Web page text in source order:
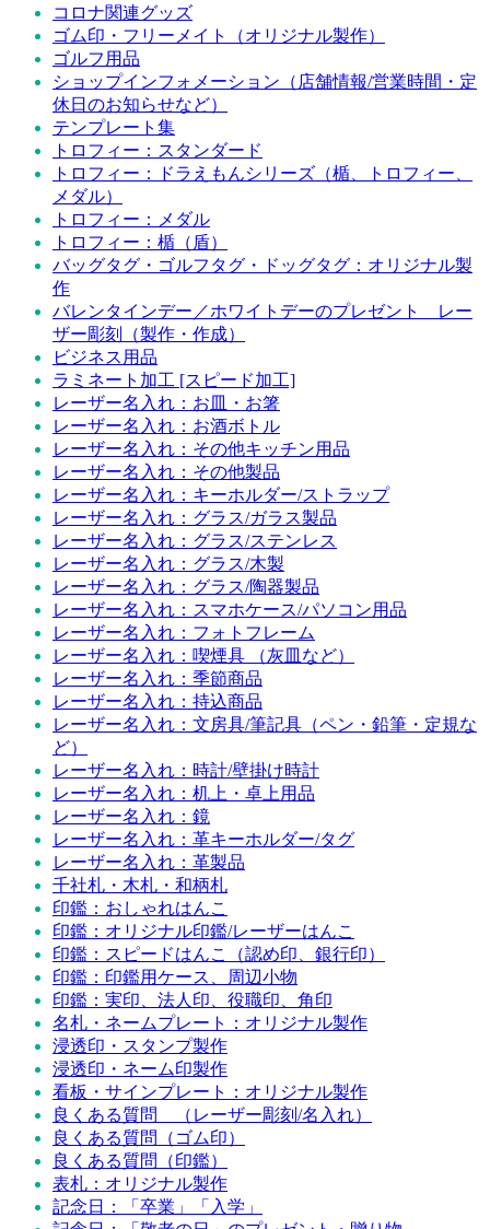
コロナ関連グッズ
ゴム印・フリーメイト（オリジナル製作）
ゴルフ用品
ショップインフォメーション（店舗情報/営業時間・定
休日のお知らせなど）
テンプレート集
トロフィー：スタンダード
トロフィー：ドラえもんシリーズ（楯、トロフィー、
メダル）
トロフィー：メダル
トロフィー：楯（盾）
バッグタグ・ゴルフタグ・ドッグタグ：オリジナル製
作
バレンタインデー／ホワイトデーのプレゼント レー
ザー彫刻（製作・作成）
ビジネス用品
ラミネート加工 [スピード加工]
レーザー名入れ：お皿・お箸
レーザー名入れ：お酒ボトル
レーザー名入れ：その他キッチン用品
レーザー名入れ：その他製品
レーザー名入れ：キーホルダー/ストラップ
レーザー名入れ：グラス/ガラス製品
レーザー名入れ：グラス/ステンレス
レーザー名入れ：グラス/木製
レーザー名入れ：グラス/陶器製品
レーザー名入れ：スマホケース/パソコン用品
レーザー名入れ：フォトフレーム
レーザー名入れ：喫煙具 （灰皿など）
レーザー名入れ：季節商品
レーザー名入れ：持込商品
レーザー名入れ：文房具/筆記具（ペン・鉛筆・定規な
ど）
レーザー名入れ：時計/壁掛け時計
レーザー名入れ：机上・卓上用品
レーザー名入れ：鏡
レーザー名入れ：革キーホルダー/タグ
レーザー名入れ：革製品
千社札・木札・和柄札
印鑑：おしゃれはんこ
印鑑：オリジナル印鑑/レーザーはんこ
印鑑：スピードはんこ（認め印、銀行印）
印鑑：印鑑用ケース、周辺小物
印鑑：実印、法人印、役職印、角印
名札・ネームプレート：オリジナル製作
浸透印・スタンプ製作
浸透印・ネーム印製作
看板・サインプレート：オリジナル製作
良くある質問 （レーザー彫刻/名入れ）
良くある質問（ゴム印）
良くある質問（印鑑）
表札：オリジナル製作
記念日：「卒業」「入学」